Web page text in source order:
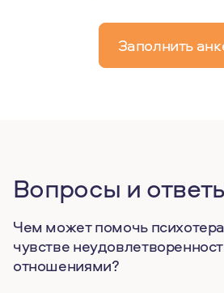
Заполнить
Вопросы и
Чем может помочь
чувстве
отношениями?